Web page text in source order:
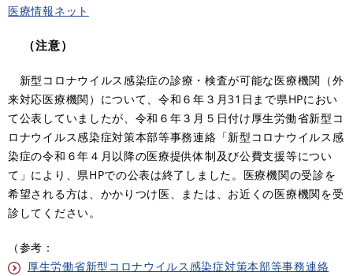
医療情報ネット
（注意）
新型コロナウイルス感染症の診療・検査が可能な医療機関（外
来対応医療機関）について、令和６年３月31日まで​県HPにおい
て公表していましたが、令和６年３月５日付け厚生労働省新型コ
ロナウイルス感染症対策本部等事務連絡「新型コロナウイルス感
染症の令和６年４月以降の医療提供体制及び公費支援等につい
て」により、県HPでの公表は終了しました。医療機関の受診を
希望される方は、かかりつけ医、または、お近くの医療機関を受
診してください。
（参考：
厚生労働省新型コロナウイルス感染症対策本部等事務連絡